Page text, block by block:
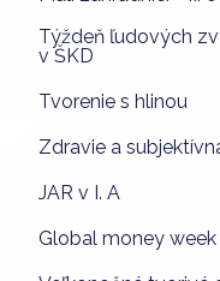
Týždeň ľudových
v ŠKD
Tvorenie s hlinou
Zdravie a
JAR v I. A
Global money